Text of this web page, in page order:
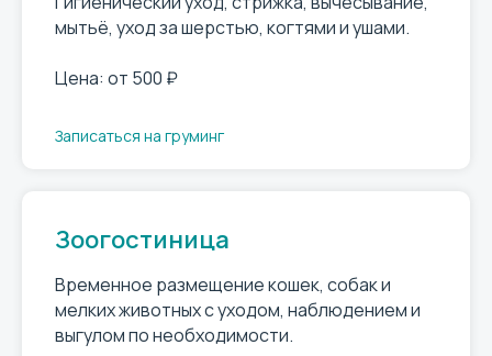
мытьё, уход за шерстью, когтями и ушами.
Цена: от 500 ₽
Записаться на груминг
Зоогостиница
Временное размещение кошек, собак и
мелких животных с уходом, наблюдением и
выгулом по необходимости.